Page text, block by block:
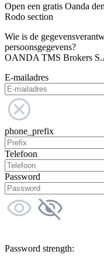
Open een gratis Oanda
Rodo section
Wie is de
persoonsgegevens?
OANDA TMS Brokers
E-mailadres
phone_prefix
Telefoon
Password
Password strength: